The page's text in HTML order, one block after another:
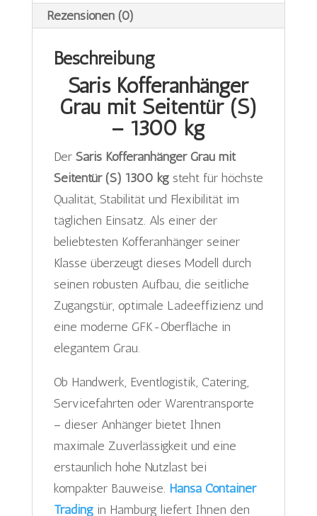
Rezensionen (0)
Beschreibung
Saris Kofferanhänger
Grau mit Seitentür (S)
– 1300 kg
Der Saris Kofferanhänger Grau mit
Seitentür (S) 1300 kgsteht für höchste
Qualität, Stabilität und Flexibilität im
täglichen Einsatz. Als einer der
beliebtesten Kofferanhänger seiner
Klasse überzeugt dieses Modell durch
seinen robusten Aufbau, die seitliche
Zugangstür, optimale Ladeeffizienz und
eine moderne GFK-Oberfläche in
elegantem Grau.
Ob Handwerk, Eventlogistik, Catering,
Servicefahrten oder Warentransporte
– dieser Anhänger bietet Ihnen
maximale Zuverlässigkeit und eine
erstaunlich hohe Nutzlast bei
kompakter Bauweise. Hansa Container
Tradingin Hamburg liefert Ihnen den